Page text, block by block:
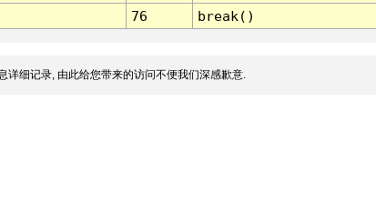
76 break()
详细记录, 由此给您带来的访问不便我们深感歉意.